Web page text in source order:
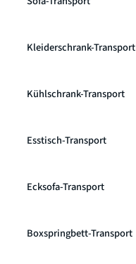
Kleiderschrank-Transport
Kühlschrank-Transport
Esstisch-Transport
Ecksofa-Transport
Boxspringbett-Transport